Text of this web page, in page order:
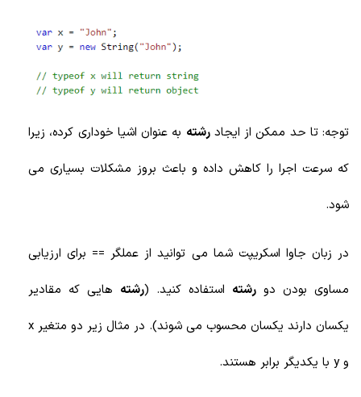
توجه: تا حد ممکن از ایجادرشته به عنوان اشیا خوداری کرده، زیرا
که سرعت اجرا را کاهش داده و باعث بروز مشکلات بسیاری می
شود.
در زبان جاوا اسکریپت شما می توانید از عملگر == برای ارزیابی
مساوی بودن دو رشته استفاده کنید. (رشته هایی که مقادیر
یکسان دارند یکسان محسوب می شوند). در مثال زیر دو متغیر x
و y با یکدیگر برابر هستند.